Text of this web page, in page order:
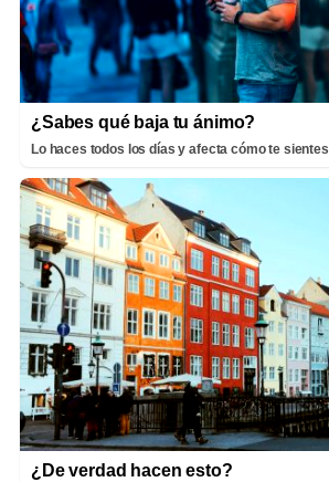
¿Sabes qué baja tu ánimo?
Lo haces todos los días y afecta cómo te sientes
¿De verdad hacen esto?